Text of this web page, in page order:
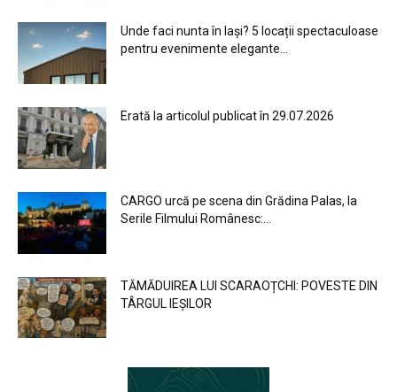
Unde faci nunta în Iași? 5 locații spectaculoase
pentru evenimente elegante...
Erată la articolul publicat în 29.07.2026
CARGO urcă pe scena din Grădina Palas, la
Serile Filmului Românesc:...
TĂMĂDUIREA LUI SCARAOȚCHI: POVESTE DIN
TÂRGUL IEȘILOR